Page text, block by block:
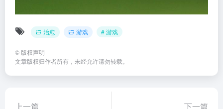
治愈 游戏 # 游戏
© 版权声明
文章版权归作者所有，未经允许请勿转载。
上一篇 下一篇